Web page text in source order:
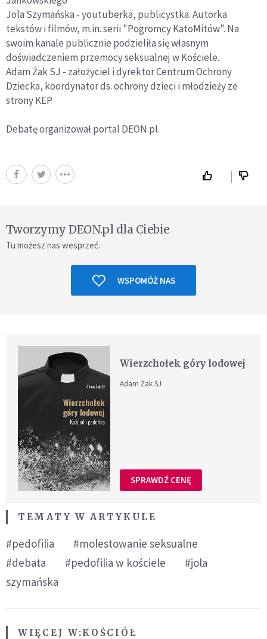
Jola Szymańska - youtuberka, publicystka. Autorka
tekstów i filmów, m.in. serii "Pogromcy KatoMitów". Na
swoim kanale publicznie podzieliła się własnym
doświadczeniem przemocy seksualnej w Kościele.
Adam Żak SJ - założyciel i dyrektor Centrum Ochrony
Dziecka, koordynator ds. ochrony dzieci i młodzieży ze
strony KEP
Debatę organizował portal DEON.pl.
Tworzymy DEON.pl dla Ciebie
Tu możesz nas wesprzeć.
WSPOMÓŻ NAS
Wierzchołek góry lodowej
Adam Żak SJ
SPRAWDŹ CENĘ
TEMATY W ARTYKULE
#pedofilia
#molestowanie seksualne
#debata
#pedofilia w kościele
#jola
szymańska
WIĘCEJ W:KOŚCIÓŁ